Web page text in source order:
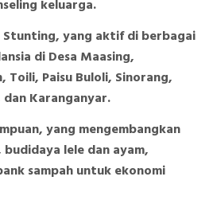
keluarga.
Stunting, yang aktif di berbagai
di Desa Maasing,
Toili, Paisu Buloli, Sinorang,
Karanganyar.
yang mengembangkan
lele dan ayam,
sampah untuk ekonomi